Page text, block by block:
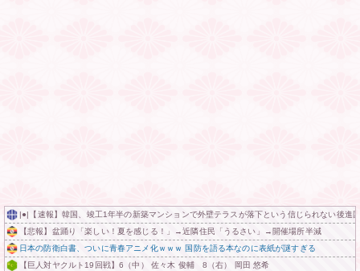
|●|【速報】韓国、竣工1年半の新築マンションで外壁テラスが落下という信じられない後進
【悲報】盆踊り「楽しい！夏を感じる！」→近隣住民「うるさい」→開催場所半減
日本の防衛白書、ついに青春アニメ化ｗｗｗ 国防を語る本なのに表紙が謎すぎる
【巨人対ヤクルト19回戦】6（中） 佐々木 俊輔 8（右） 岡田 悠希